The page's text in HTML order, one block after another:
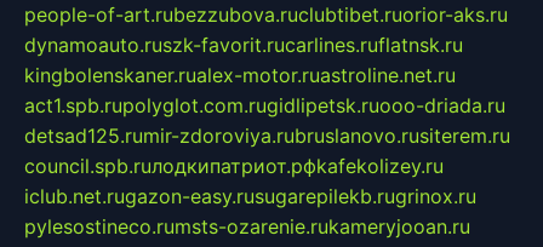
people-of-art.rubezzubova.ruclubtibet.ruorior-aks.ru
dynamoauto.ruszk-favorit.rucarlines.ruflatnsk.ru
kingbolenskaner.rualex-motor.ruastroline.net.ru
act1.spb.rupolyglot.com.rugidlipetsk.ruooo-driada.ru
detsad125.rumir-zdoroviya.rubruslanovo.rusiterem.ru
council.spb.ruлодкипатриот.рфkafekolizey.ru
iclub.net.rugazon-easy.rusugarepilekb.rugrinox.ru
pylesostineco.rumsts-ozarenie.rukameryjooan.ru